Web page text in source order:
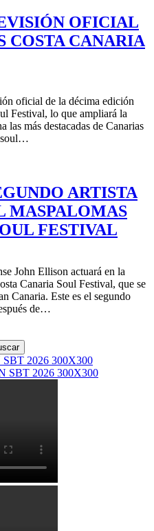
OFICIAL
COSTA CANARIA
oficial de la décima edición
Festival, lo que ampliará la
las más destacadas de Canarias
soul…
ARTISTA
MASPALOMAS
FESTIVAL
John Ellison actuará en la
Canaria Soul Festival, que se
Canaria. Este es el segundo
de…